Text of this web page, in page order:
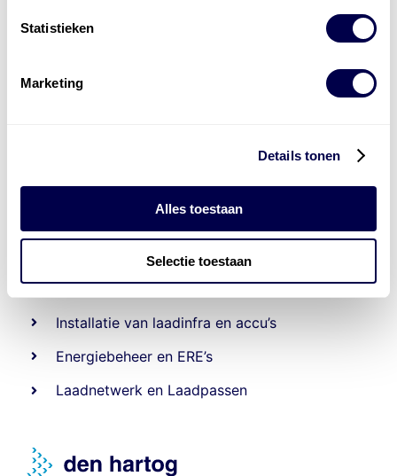
Statistieken
Marketing
Details tonen
Alles toestaan
Selectie toestaan
Installatie van laadinfra en accu’s
Energiebeheer en ERE’s
Laadnetwerk en Laadpassen